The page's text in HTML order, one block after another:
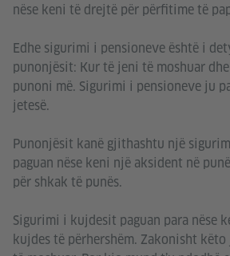
nëse keni të drejtë për përfitime të
Edhe sigurimi i pensioneve është i
punonjësit: Kur të jeni të moshuar
punoni më. Sigurimi i pensioneve ju
jetesë.
Punonjësit kanë gjithashtu një
paguan nëse keni një aksident në
për shkak të punës.
Sigurimi i kujdesit paguan para nëse
kujdes të përhershëm. Zakonisht këto